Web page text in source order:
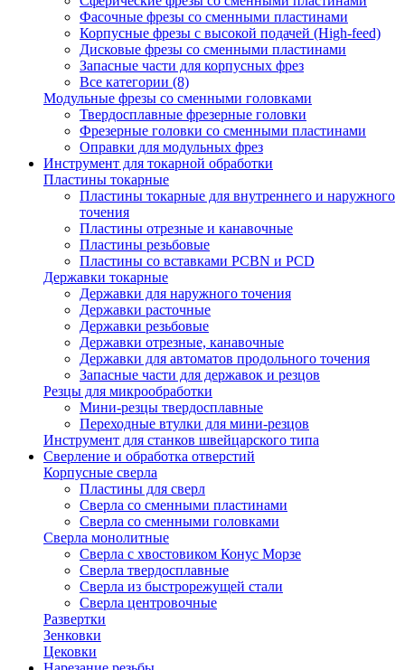
Фасочные фрезы со сменными пластинами
Корпусные фрезы с высокой подачей (High-feed)
Дисковые фрезы со сменными пластинами
Запасные части для корпусных фрез
Все категории (8)
Модульные фрезы со сменными головками
Твердосплавные фрезерные головки
Фрезерные головки со сменными пластинами
Оправки для модульных фрез
Инструмент для токарной обработки
Пластины токарные
Пластины токарные для внутреннего и наружного
точения
Пластины отрезные и канавочные
Пластины резьбовые
Пластины со вставками PCBN и PCD
Державки токарные
Державки для наружного точения
Державки расточные
Державки резьбовые
Державки отрезные, канавочные
Державки для автоматов продольного точения
Запасные части для державок и резцов
Резцы для микрообработки
Мини-резцы твердосплавные
Переходные втулки для мини-резцов
Инструмент для станков швейцарского типа
Сверление и обработка отверстий
Корпусные сверла
Пластины для сверл
Сверла со сменными пластинами
Сверла со сменными головками
Сверла монолитные
Сверла с хвостовиком Конус Морзе
Сверла твердосплавные
Сверла из быстрорежущей стали
Сверла центровочные
Развертки
Зенковки
Цековки